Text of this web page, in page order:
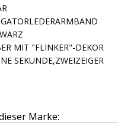
MIT "FLINKER"-DEKOR
SEKUNDE,ZWEIZEIGER
Marke: